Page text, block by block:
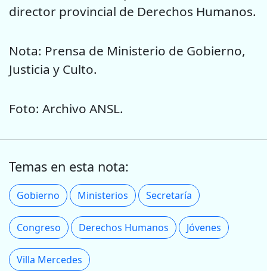
director provincial de Derechos Humanos.
Nota: Prensa de Ministerio de Gobierno,
Justicia y Culto.
Foto: Archivo ANSL.
Temas en esta nota:
Gobierno Ministerios Secretaría
Congreso Derechos Humanos Jóvenes
Villa Mercedes